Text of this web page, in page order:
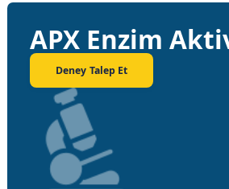
APX Enzim
Deney Talep Et